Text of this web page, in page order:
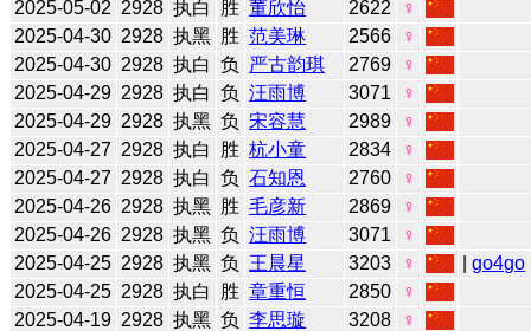
2025-05-02 2928 执白 胜 董欣怡 2622
♀
2025-04-30 2928 执黑 胜 范美琳 2566
♀
2025-04-30 2928 执白 负 严古韵琪 2769
♀
2025-04-29 2928 执白 负 汪雨博 3071
♀
2025-04-29 2928 执黑 负 宋容慧 2989
♀
2025-04-27 2928 执白 胜 杭小童 2834
♀
2025-04-27 2928 执白 负 石知恩 2760
♀
2025-04-26 2928 执黑 胜 毛彦新 2869
♀
2025-04-26 2928 执黑 负 汪雨博 3071
♀
2025-04-25 2928 执黑 负 王晨星 3203 ♀ |go4go
2025-04-25 2928 执白 胜 章重恒 2850
♀
2025-04-19 2928 执黑 负 李思璇 3208
♀